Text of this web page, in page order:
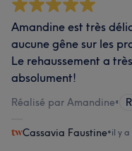
Amandine est très
aucune gêne sur les
Le rehaussement a
absolument!
Réalisé par Amandine•
Cassavia Faustine•il y a